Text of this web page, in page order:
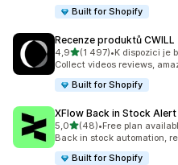
Built for Shopify
Recenze produktů CWILL
4,9z 5 hvězd
(1 497)
Celkový počet recenzí: 1497
•K dispozici je
Collect videos reviews,
Built for Shopify
XFlow Back in Stock Alert
5,0z 5 hvězd
(48)
Celkový počet recenzí: 48
•Free plan
Back in stock automation,
Built for Shopify